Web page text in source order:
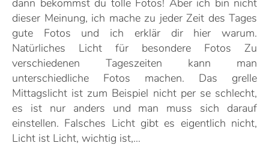
dieser Meinung, ich mache zu jeder Zeit des Tages
gute Fotos und ich erklär dir hier warum.
Natürliches Licht für besondere Fotos Zu
verschiedenen Tageszeiten kann man
unterschiedliche Fotos machen. Das grelle
Mittagslicht ist zum Beispiel nicht per se schlecht,
es ist nur anders und man muss sich darauf
einstellen. Falsches Licht gibt es eigentlich nicht,
Licht ist Licht, wichtig ist,…